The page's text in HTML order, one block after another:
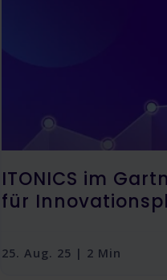
ITONICS im
für
25. Aug. 25 | 2 Min